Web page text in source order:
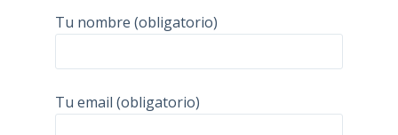
Tu nombre (obligatorio)
Tu email (obligatorio)